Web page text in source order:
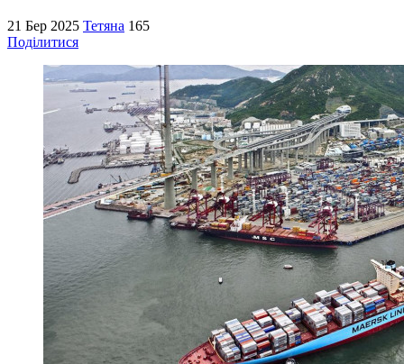
21 Бер 2025 Тетяна 165
Поділитися